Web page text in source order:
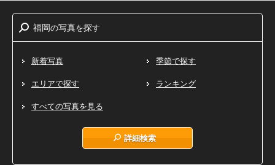
福岡の写真を探す
新着写真 季節で探す
エリアで探す ランキング
すべての写真を見る
詳細検索